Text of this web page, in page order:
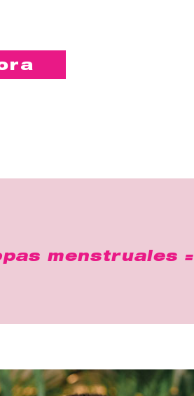
menstruales